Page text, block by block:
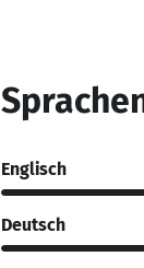
Englisch
Deutsch